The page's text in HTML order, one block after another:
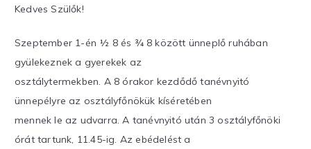
Kedves Szülők!
Szeptember 1-én ½ 8 és ¾ 8 között ünneplő ruhában
gyülekeznek a gyerekek az
osztálytermekben. A 8 órakor kezdődő tanévnyitó
ünnepélyre az osztályfőnökük kíséretében
mennek le az udvarra. A tanévnyitó után 3 osztályfőnöki
órát tartunk, 11.45-ig. Az ebédelést a